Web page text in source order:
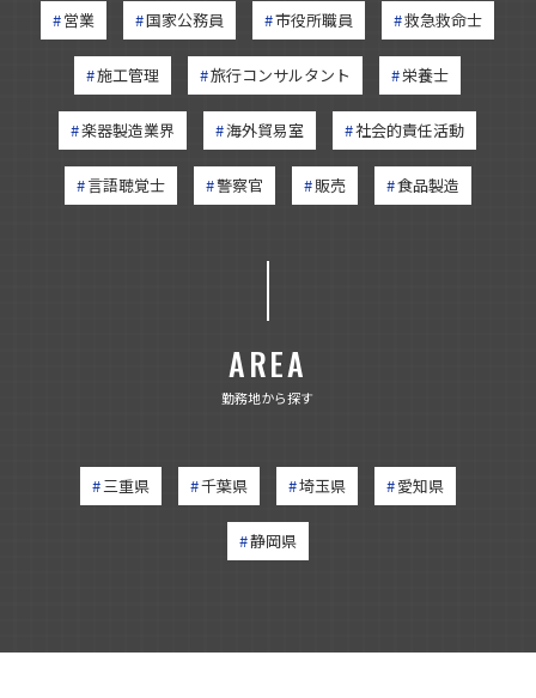
営業 国家公務員 市役所職員 救急救命士
施工管理 旅行コンサルタント 栄養士
楽器製造業界 海外貿易室 社会的責任活動
言語聴覚士 警察官 販売 食品製造
AREA
勤務地から探す
三重県 千葉県 埼玉県 愛知県
静岡県